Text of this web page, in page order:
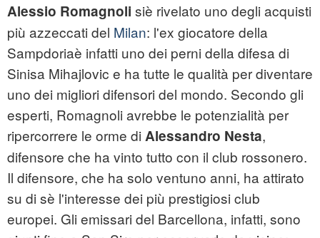
Alessio Romagnoli siè rivelato uno degli acquisti
più azzeccati del Milan: l'ex giocatore della
Sampdoriaè infatti uno dei perni della difesa di
Sinisa Mihajlovic e ha tutte le qualità per diventare
uno dei migliori difensori del mondo. Secondo gli
esperti, Romagnoli avrebbe le potenzialità per
ripercorrere le orme di Alessandro Nesta,
difensore che ha vinto tutto con il club rossonero.
Il difensore, che ha solo ventuno anni, ha attirato
su di sè l'interesse dei più prestigiosi club
europei. Gli emissari del Barcellona, infatti, sono